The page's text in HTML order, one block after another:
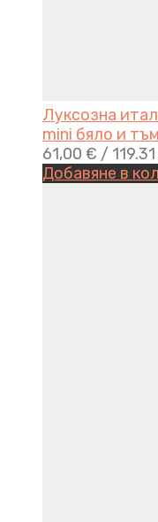
Луксозна
mini бяло и
61,00 € /
Добавяне в